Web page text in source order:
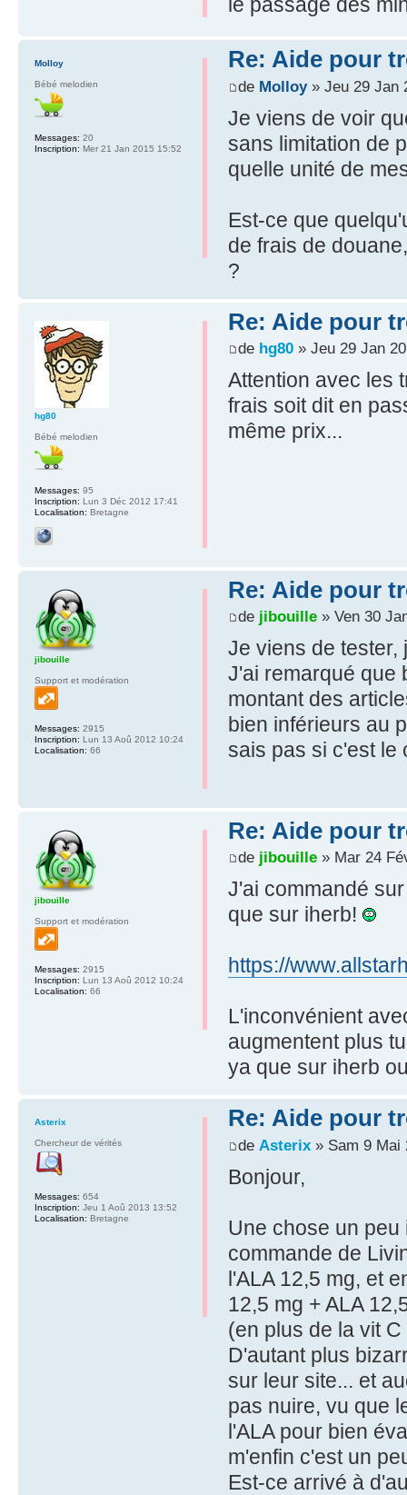
Re: Aide pour
de Molloy» Jeu 29 Jan
Je viens de voir
sans limitation de
quelle unité de
Est-ce que
de frais de
?
Molloy
Bébé melodien
Messages: 20
Inscription: Mer 21 Jan 2015 15:52
Re: Aide pour
de hg80» Jeu 29 Jan
Attention avec les
frais soit dit en
même prix...
hg80
Bébé melodien
Messages: 95
Inscription: Lun 3 Déc 2012 17:41
Localisation: Bretagne
Re: Aide pour
de jibouille» Ven 30
Je viens de tester,
J'ai remarqué que
montant des
bien inférieurs au
sais pas si c'est le
jibouille
Support et modération
Messages: 2915
Inscription: Lun 13 Aoû 2012 10:24
Localisation: 66
Re: Aide pour
de jibouille» Mar 24
J'ai commandé
que sur iherb!
https://
L'inconvénient
augmentent plus
ya que sur iherb
jibouille
Support et modération
Messages: 2915
Inscription: Lun 13 Aoû 2012 10:24
Localisation: 66
Re: Aide pour
de Asterix» Sam 9 Mai
Bonjour,
Une chose un
commande de
l'ALA 12,5 mg, et
12,5 mg + ALA
(en plus de la vit
D'autant plus
sur leur site... et
pas nuire, vu que
l'ALA pour bien
m'enfin c'est un
Est-ce arrivé à
Asterix
Chercheur de vérités
Messages: 654
Inscription: Jeu 1 Aoû 2013 13:52
Localisation: Bretagne